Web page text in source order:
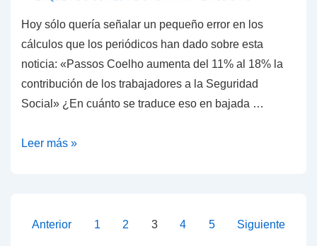
un
problema
clase
política)
Hoy sólo quería señalar un pequeño error en los
cálculos que los periódicos han dado sobre esta
noticia: «Passos Coelho aumenta del 11% al 18% la
contribución de los trabajadores a la Seguridad
Social» ¿En cuánto se traduce eso en bajada …
Subida
Portugal
Leer más »
Paginación
Anterior 1 2 3 4 5 Siguiente